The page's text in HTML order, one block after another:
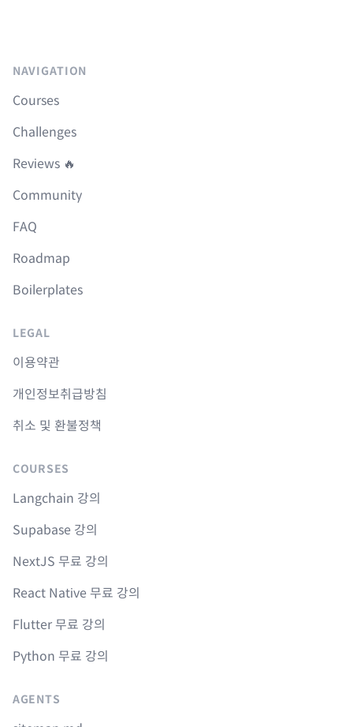
NAVIGATION
Courses
Challenges
Reviews 🔥
Community
FAQ
Roadmap
Boilerplates
LEGAL
이용약관
개인정보취급방침
취소 및 환불정책
COURSES
Langchain 강의
Supabase 강의
NextJS 무료 강의
React Native 무료 강의
Flutter 무료 강의
Python 무료 강의
AGENTS